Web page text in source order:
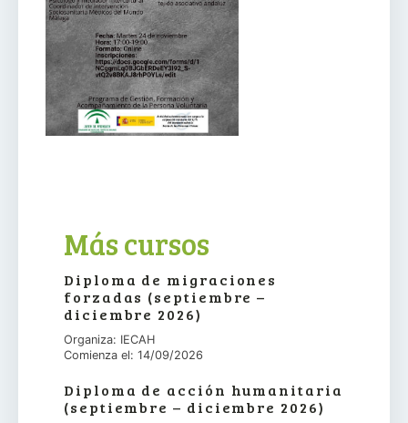
Más cursos
Diploma de migraciones
forzadas (septiembre –
diciembre 2026)
Organiza: IECAH
Comienza el: 14/09/2026
Diploma de acción humanitaria
(septiembre – diciembre 2026)